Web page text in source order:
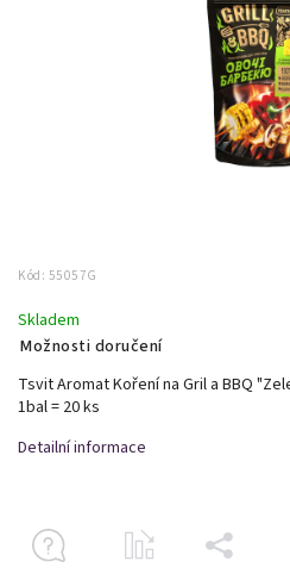
Kód: 55057G
Skladem
Možnosti doručení
Tsvit Aromat Koření na Gril a BBQ
1bal = 20 ks
Detailní informace